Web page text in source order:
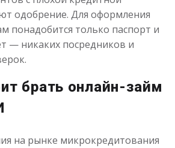
одобрение. Для оформления
понадобится только паспорт и
— никаких посредников и
брать онлайн-займ
на рынке микрокредитования